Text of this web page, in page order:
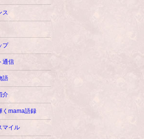
ス
プ
通信
語
介
くmama語録
マイル